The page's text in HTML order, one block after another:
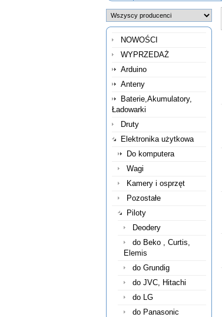
NOWOŚCI
WYPRZEDAŻ
Arduino
Anteny
Baterie,Akumulatory,
Ładowarki
Druty
Elektronika użytkowa
Do komputera
Wagi
Kamery i osprzęt
Pozostałe
Piloty
Deodery
do Beko , Curtis,
Elemis
do Grundig
do JVC, Hitachi
do LG
do Panasonic